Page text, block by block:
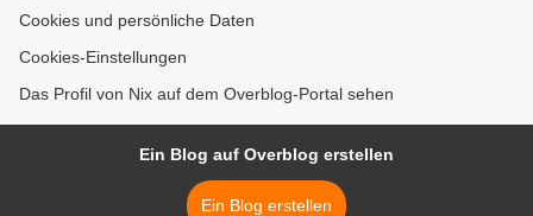
Cookies und persönliche Daten
Cookies-Einstellungen
Das Profil von Nix auf dem Overblog-Portal sehen
Ein Blog auf Overblog erstellen
Ein Blog erstellen